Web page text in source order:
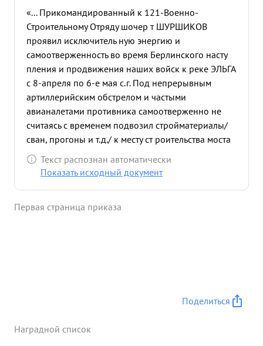
«... Прикомандированный к 121-Военно-
Строительному Отряду шочер т ШУРШИКОВ
проявил исключитель ную энергию и
самоотверженность во время Берлинского насту
пления и продвижения наших войск к реке ЭЛЬГА
с 8-апреля по 6-е мая с.г. Под непрерывным
артиллерийским обстрелом и частыми
авианалетами противника самоотверженно не
считаясь с временем подвозил стройматериалы/
сван, прогоны и т.д./ к месту ст роительства моста
в районе г. Целлин через ОДЕР и выполнил нормы
на 160-180% .Во время строительства моста через
лесоматериалы к месту строительства. Когда
Текст распознан автоматически
Показать исходный документ
Первая страница приказа
Поделиться
Наградной список